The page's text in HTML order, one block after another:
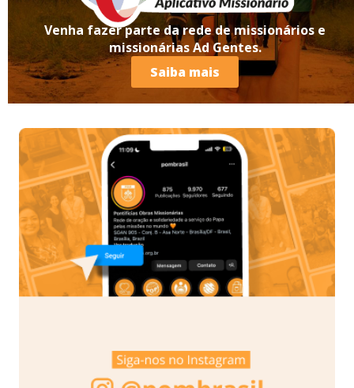
Venha fazer parte da rede de missionários e
missionárias Ad Gentes.
Saiba mais